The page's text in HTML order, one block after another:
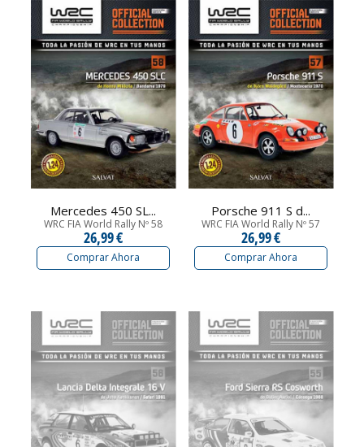
Mercedes 450 SL...
WRC FIA World Rally Nº 58
26,99 €
Comprar Ahora
Porsche 911 S d...
WRC FIA World Rally Nº 57
26,99 €
Comprar Ahora